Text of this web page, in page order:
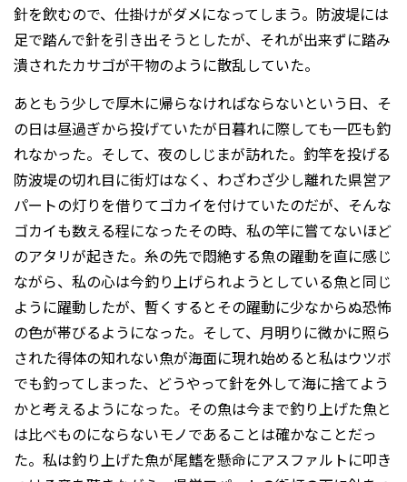
針を飲むので、仕掛けがダメになってしまう。防波堤には
足で踏んで針を引き出そうとしたが、それが出来ずに踏み
潰されたカサゴが干物のように散乱していた。
あともう少しで厚木に帰らなければならないという日、そ
の日は昼過ぎから投げていたが日暮れに際しても一匹も釣
れなかった。そして、夜のしじまが訪れた。釣竿を投げる
防波堤の切れ目に街灯はなく、わざわざ少し離れた県営ア
パートの灯りを借りてゴカイを付けていたのだが、そんな
ゴカイも数える程になったその時、私の竿に嘗てないほど
のアタリが起きた。糸の先で悶絶する魚の躍動を直に感じ
ながら、私の心は今釣り上げられようとしている魚と同じ
ように躍動したが、暫くするとその躍動に少なからぬ恐怖
の色が帯びるようになった。そして、月明りに微かに照ら
された得体の知れない魚が海面に現れ始めると私はウツボ
でも釣ってしまった、どうやって針を外して海に捨てよう
かと考えるようになった。その魚は今まで釣り上げた魚と
は比べものにならないモノであることは確かなことだっ
た。私は釣り上げた魚が尾鰭を懸命にアスファルトに叩き